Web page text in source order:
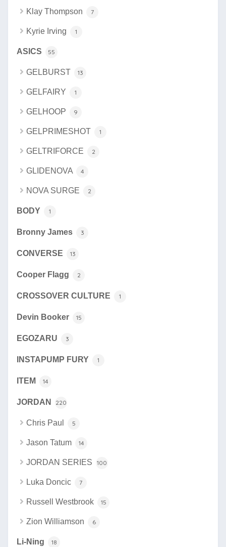
Klay Thompson 7
Kyrie Irving 1
ASICS 55
GELBURST 13
GELFAIRY 1
GELHOOP 9
GELPRIMESHOT 1
GELTRIFORCE 2
GLIDENOVA 4
NOVA SURGE 2
BODY 1
Bronny James 3
CONVERSE 13
Cooper Flagg 2
CROSSOVER CULTURE 1
Devin Booker 15
EGOZARU 3
INSTAPUMP FURY 1
ITEM 14
JORDAN 220
Chris Paul 5
Jason Tatum 14
JORDAN SERIES 100
Luka Doncic 7
Russell Westbrook 15
Zion Williamson 6
Li-Ning 18